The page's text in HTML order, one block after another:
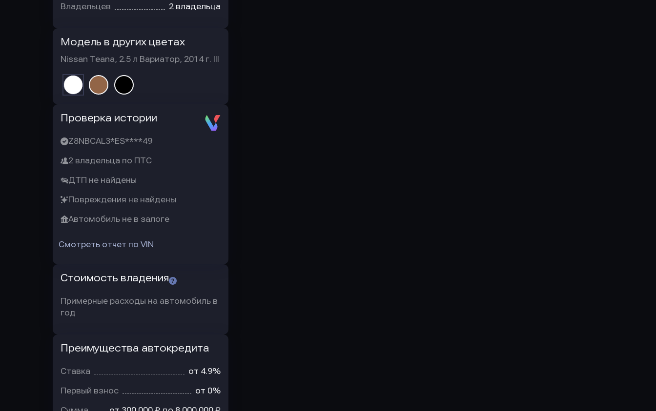
Владельцев 2 владельца
Модель в других цветах
Nissan Teana, 2.5 л Вариатор, 2014 г. III
Проверка истории
Z8NBCAL3*ES****49
2 владельца по ПТС
ДТП не найдены
Повреждения не найдены
Автомобиль не в залоге
Смотреть отчет по VIN
Стоимость владения
Примерные расходы на автомобиль в
год
Преимущества автокредита
Ставка от 4.9%
Первый взнос от 0%